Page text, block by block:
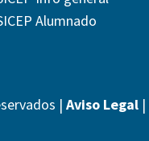
Alumnado
| Aviso Legal|